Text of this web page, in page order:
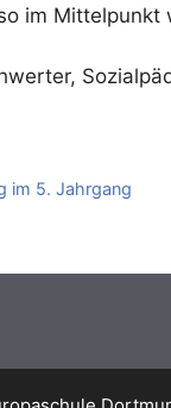
im
im 5. Jahrgang